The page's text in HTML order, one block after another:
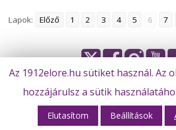
Lapok: Előző 1 2 3 4 5 6 7
© Békéscsaba 1912 Előre Futball Zrt.
Webhost: M-Design
Az 1912elore.hu sütiket használ. Az
hozzájárulsz a sütik
Elutasítom Beállítások